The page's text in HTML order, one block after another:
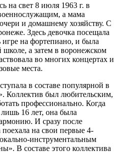
на свет 8 июля 1963 г. в
а мама
и домашнему хозяйству. С
Здесь девочка посещала
на фортепиано, и была
школе, а затем в воронежском
во многих концертах и
места.
в составе популярной в
Коллектив был любительским,
профессионально. Когда
16 лет, она была
И сразу после
на свои первые 4-
инструментальным
В составе этого коллектива